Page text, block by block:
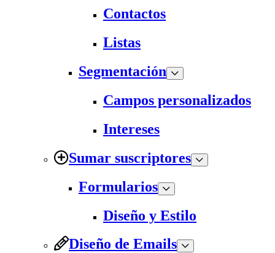
Contactos
Listas
Segmentación
Campos personalizados
Intereses
Sumar suscriptores
Formularios
Diseño y Estilo
Diseño de Emails